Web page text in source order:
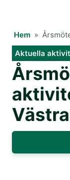
Hem »
Aktuella
Västra